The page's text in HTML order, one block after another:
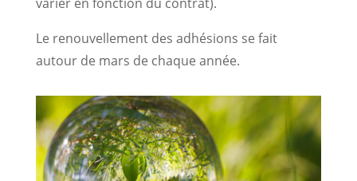
Le renouvellement des adhésions se fait
autour de mars de chaque année.